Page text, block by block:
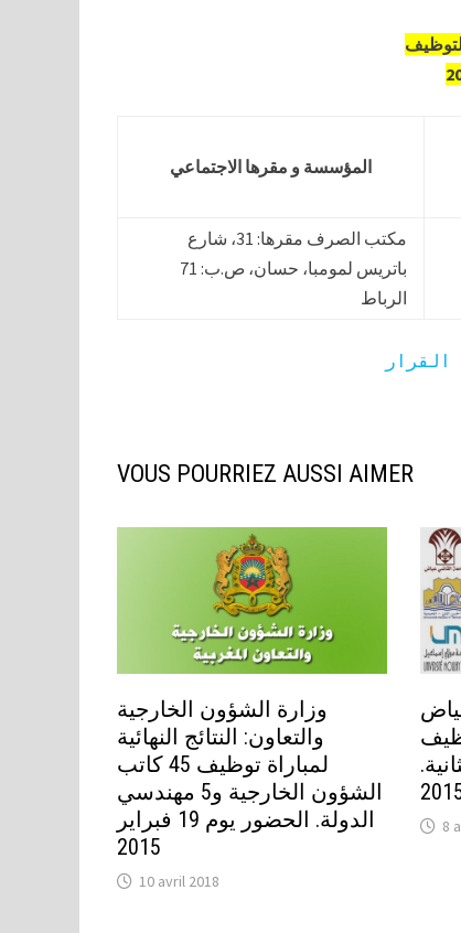
المؤسسة و مقرها الاجتماعي
مكتب الصرف مقرها: 31، شارع
باتريس لمومبا، حسان، ص.ب: 71
الرباط
VOUS POURRIEZ AUSSI AIMER
وزارة الشؤون الخارجية
والتعاون: النتائج النهائية
لمباراة توظيف 45 كاتب
الشؤون الخارجية و5 مهندسي
الدولة. الحضور يوم 19 فبراير
2015
10 avril 2018
8